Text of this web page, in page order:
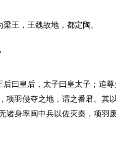
王，王魏故地，都定陶。
曰皇后，太子曰皇太子；追尊
项羽侵夺之地，谓之番君。其
诸身率闽中兵以佐灭秦，项羽